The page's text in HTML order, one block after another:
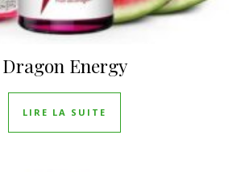
Dragon Energy
LIRE LA SUITE